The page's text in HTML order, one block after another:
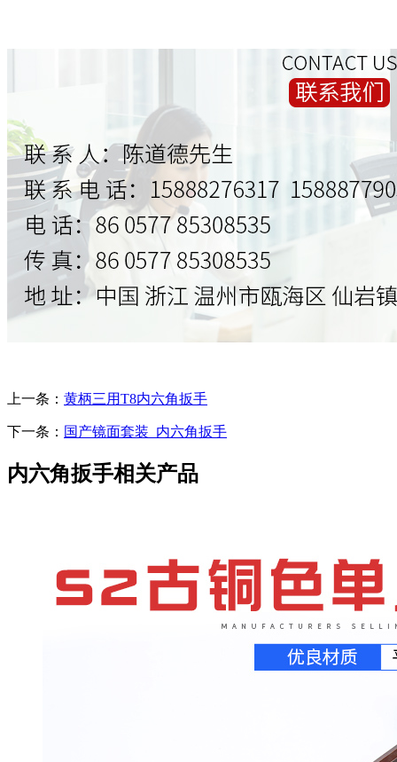
上一条： 黄柄三用T8内六角扳手
下一条： 国产镜面套装_内六角扳手
内六角扳手相关产品